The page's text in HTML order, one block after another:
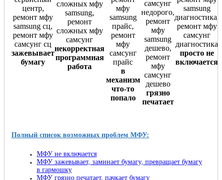
зажевывает
бумагу
некорректная
программная
работа
в
механизм
что-то
попало
грязно
печатает
просто не
включается
Полный список возможных проблем МФУ:
МФУ не включается
МФУ зажевывает, заминает бумагу, превращает бумагу
в гармошку
МФУ грязно печатает, пачкает бумагу